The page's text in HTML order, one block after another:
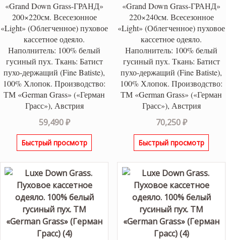
«Grand Down Grass-ГРАНД»
200×220см. Всесезонное
«Light» (Облегченное) пуховое
кассетное одеяло.
Наполнитель: 100% белый
гусиный пух. Ткань: Батист
пухо-держащий (Fine Batiste),
100% Хлопок. Производство:
ТМ «German Grass» («Герман
Грасс»), Австрия
59,490₽
Быстрый просмотр
«Grand Down Grass-ГРАНД»
220×240см. Всесезонное
«Light» (Облегченное) пуховое
кассетное одеяло.
Наполнитель: 100% белый
гусиный пух. Ткань: Батист
пухо-держащий (Fine Batiste),
100% Хлопок. Производство:
ТМ «German Grass» («Герман
Грасс»), Австрия
70,250₽
Быстрый просмотр